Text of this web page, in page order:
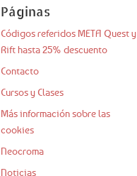
Páginas
Códigos referidos META Quest y
Rift hasta 25% descuento
Contacto
Cursos y Clases
Más información sobre las
cookies
Neocroma
Noticias